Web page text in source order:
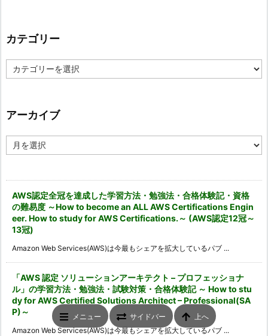
カテゴリー
テ
ー
アーカイブ
ー
AWS認定全冠を達成した学習方法・勉強法・合格体験記・資格
の難易度 ～How to become an ALL AWS Certifications Engin
eer. How to study for AWS Certifications.～ (AWS認定12冠～
13冠)
Amazon Web Services(AWS)は今最もシェアを拡大しているパブ ...
「AWS 認定 ソリューションアーキテクト – プロフェッショナ
ル」の学習方法・勉強法・試験対策・合格体験記 ～ How to stu
dy for AWS Certified Solutions Architect – Professional(SA
P)～
Amazon Web Services(AWS)は今最もシェアを拡大しているパブ ...
メニュー サイドバー 上へ